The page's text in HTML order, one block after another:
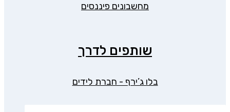
מחשבונים פיננסים
שותפים לדרך
בלו ג’ירף - חברת לידים